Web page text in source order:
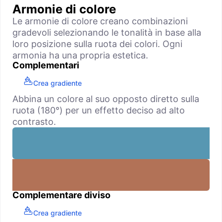
Armonie di colore
Le armonie di colore creano combinazioni
gradevoli selezionando le tonalità in base alla
loro posizione sulla ruota dei colori. Ogni
armonia ha una propria estetica.
Complementari
Crea gradiente
Abbina un colore al suo opposto diretto sulla
ruota (180°) per un effetto deciso ad alto
contrasto.
Complementare diviso
Crea gradiente